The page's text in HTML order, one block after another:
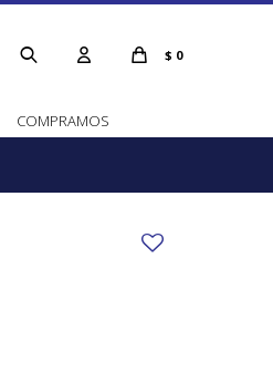
COMPRAMOS
$ 0